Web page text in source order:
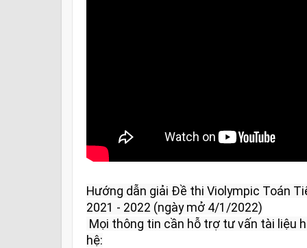
Hướng dẫn giải Đề thi Violympic Toán
2021 - 2022 (ngày mở 4/1/2022)
hệ: